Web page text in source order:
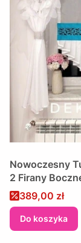
Nowoczesny
2 Firany
cmCena
389,00 zł
Do koszyka